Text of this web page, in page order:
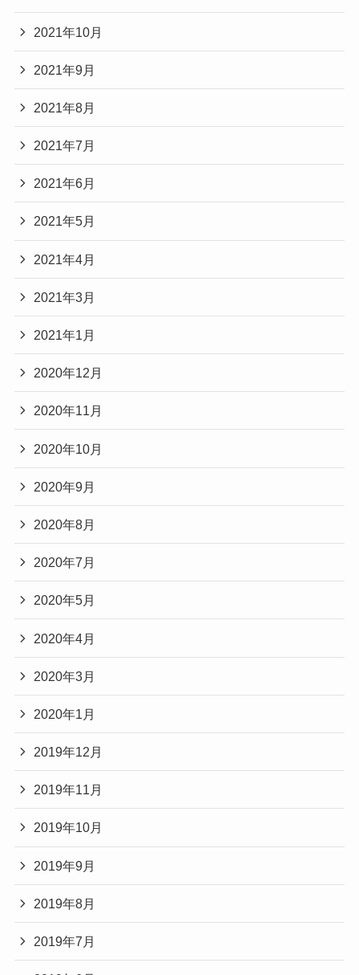
2021年10月
2021年9月
2021年8月
2021年7月
2021年6月
2021年5月
2021年4月
2021年3月
2021年1月
2020年12月
2020年11月
2020年10月
2020年9月
2020年8月
2020年7月
2020年5月
2020年4月
2020年3月
2020年1月
2019年12月
2019年11月
2019年10月
2019年9月
2019年8月
2019年7月